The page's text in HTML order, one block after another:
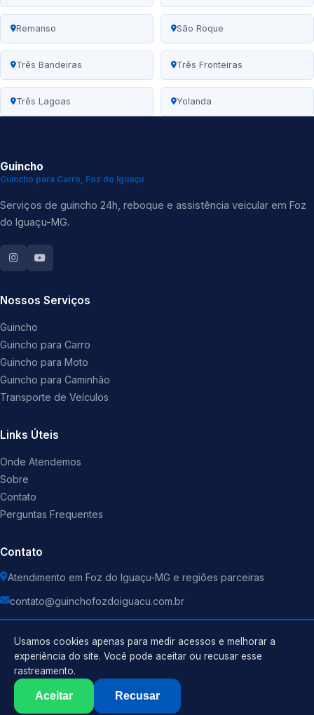
Remanso São Roque
Três Bandeiras Três Fronteiras
Três Lagoas Yolanda
Guincho
Guincho para Carro, Foz do Iguaçu
Serviços de guincho 24h, reboque e assistência veicular em Foz
do Iguaçu-MG.
Nossos Serviços
Guincho
Guincho para Carro
Guincho para Moto
Guincho para Caminhão
Transporte de Veículos
Links Úteis
Onde Atendemos
Sobre
Contato
Perguntas Frequentes
Contato
Atendimento em Foz do Iguaçu-MG e regiões parceiras
contato@guinchofozdoiguacu.com.br
Guincho . Todos os direitos reservados.
Usamos cookies apenas para medir acessos e melhorar a
experiência do site. Você pode aceitar ou recusar esse
rastreamento.
Aceitar Recusar